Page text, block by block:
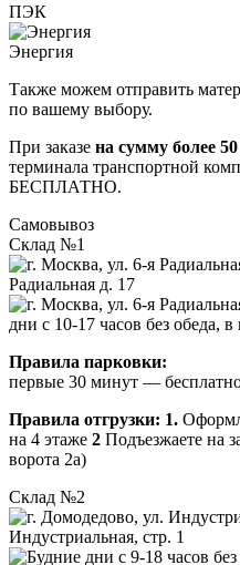
ПЭК
Энергия
Также можем отправить
по вашему выбору.
При заказе на сумму более
терминала транспортной
БЕСПЛАТНО.
Самовывоз
Склад №1
Радиальная д. 17
дни с 10-17 часов без обеда,
Правила парковки:
первые 30 минут —
Правила отгрузки: 1.
на 4 этаже 2 Подъезжаете на
ворота 2а)
Склад №2
Индустриальная, стр. 1